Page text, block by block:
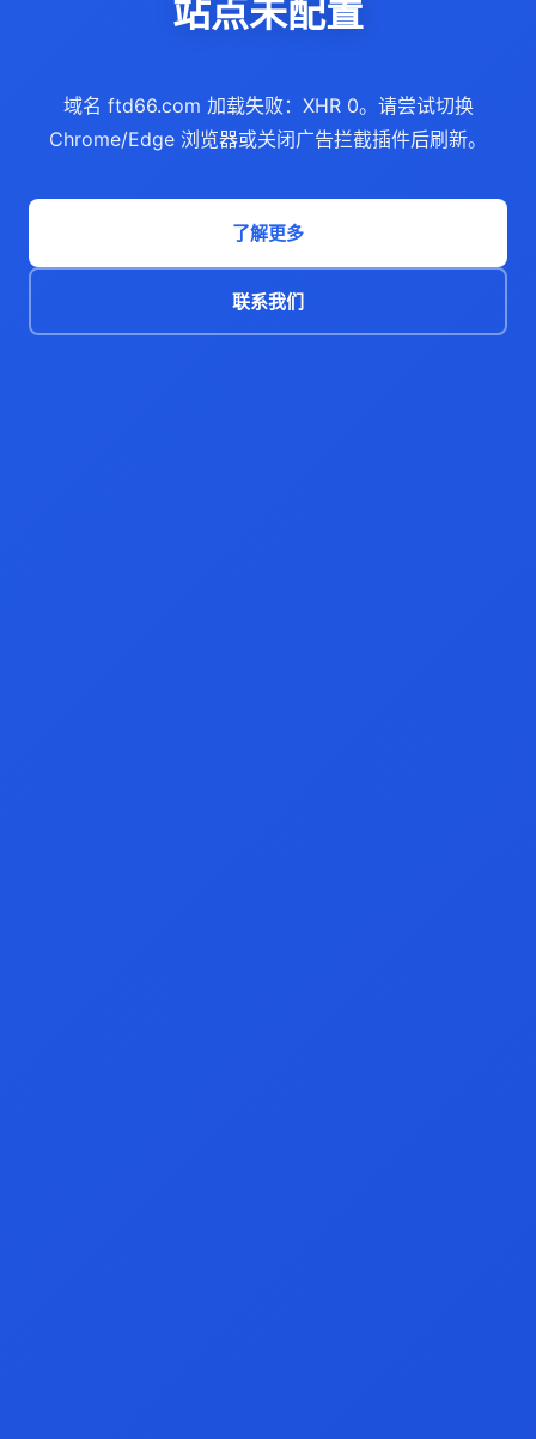
站点未配置
域名 ftd66.com 加载失败：XHR 0。请尝试切换
Chrome/Edge 浏览器或关闭广告拦截插件后刷新。
了解更多
联系我们